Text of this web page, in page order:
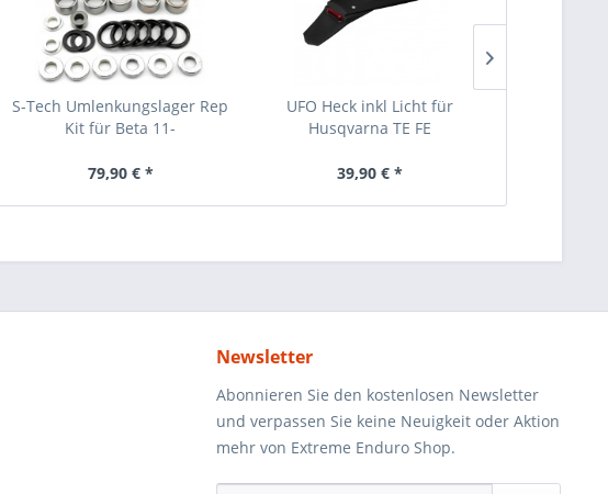
S-Tech Umlenkungslager Rep
Kit für Beta 11-
79,90 € *
UFO Heck inkl Licht für
Husqvarna TE FE
39,90 € *
Newsletter
Abonnieren Sie den kostenlosen Newsletter
und verpassen Sie keine Neuigkeit oder Aktion
mehr von Extreme Enduro Shop.